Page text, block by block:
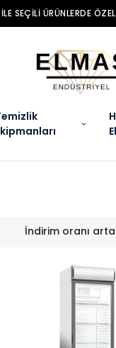
SEÇILI ÜRÜNLERDE
İndirim oranı